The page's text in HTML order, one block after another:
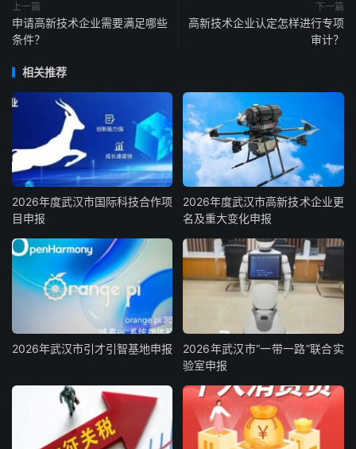
上一篇
申请高新技术企业需要满足哪些
条件？
下一篇
高新技术企业认定怎样进行专项
审计？
相关推荐
2026年度武汉市国际科技合作项
目申报
2026年度武汉市高新技术企业更
名及重大变化申报
2026年武汉市引才引智基地申报
2026年武汉市“一带一路”联合实
验室申报